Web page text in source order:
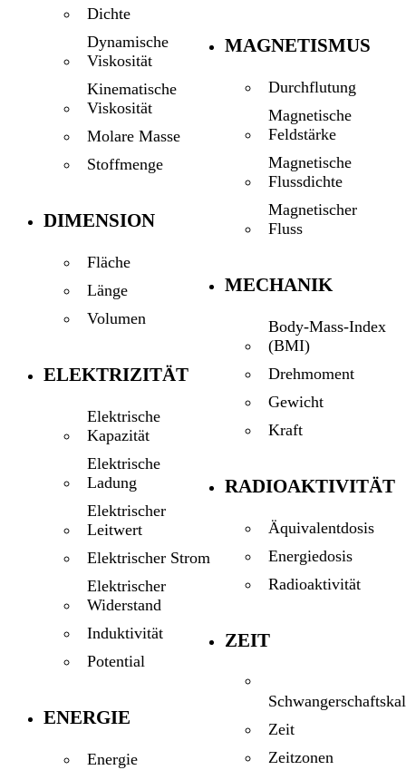
Dichte
Dynamische
Viskosität
Kinematische
Viskosität
Molare Masse
Stoffmenge
DIMENSION
Fläche
Länge
Volumen
ELEKTRIZITÄT
Elektrische
Kapazität
Elektrische
Ladung
Elektrischer
Leitwert
Elektrischer Strom
Elektrischer
Widerstand
Induktivität
Potential
ENERGIE
Energie
MAGNETISMUS
Durchflutung
Magnetische
Feldstärke
Magnetische
Flussdichte
Magnetischer
Fluss
MECHANIK
Body-Mass-Index
(BMI)
Drehmoment
Gewicht
Kraft
RADIOAKTIVITÄT
Äquivalentdosis
Energiedosis
Radioaktivität
ZEIT
Zeit
Zeitzonen